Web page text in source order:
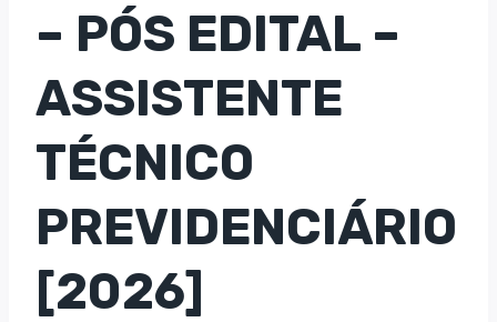
– PÓS EDITAL –
ASSISTENTE
TÉCNICO
PREVIDENCIÁRIO
[2026]